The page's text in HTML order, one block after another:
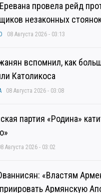
провела рейд
незаконных
08 Августа 2026 - 03:13
вспомнил, как
Католикоса
08 Августа 2026 - 03:08
партия «Родина»
Августа 2026 - 03:02
«Властям
Армянскую